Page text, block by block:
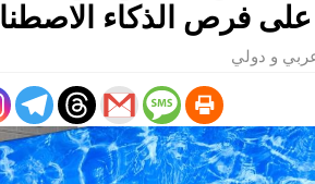
فرص الذكاء
و دولي